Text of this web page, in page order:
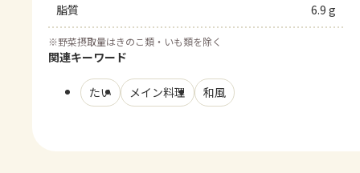
脂質 6.9 g
※野菜摂取量はきのこ類・いも類を除く
関連キーワード
たい メイン料理 和風